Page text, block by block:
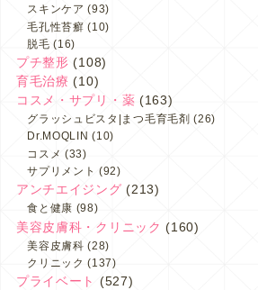
スキンケア (93)
毛孔性苔癬 (10)
脱毛 (16)
プチ整形 (108)
育毛治療 (10)
コスメ・サプリ・薬 (163)
グラッシュビスタ|まつ毛育毛剤 (26)
Dr.MOQLIN (10)
コスメ (33)
サプリメント (92)
アンチエイジング (213)
食と健康 (98)
美容皮膚科・クリニック (160)
美容皮膚科 (28)
クリニック (137)
プライベート (527)